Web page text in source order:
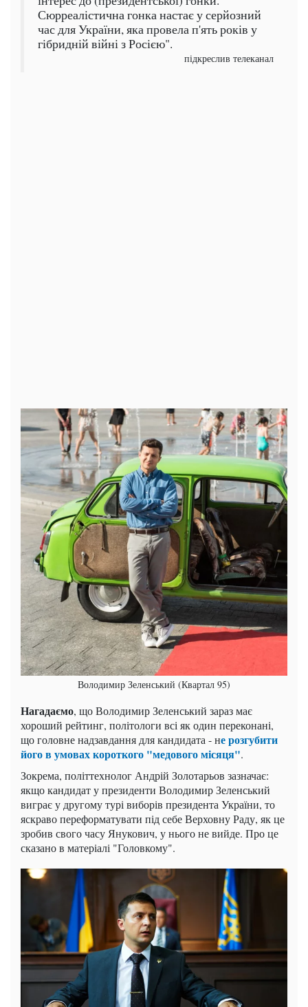
Сюрреалістична гонка настає у серйозний
час для України, яка провела п'ять років у
гібридній війні з Росією".
підкреслив телеканал
Володимир Зеленський (Квартал 95)
Нагадаємо, що Володимир Зеленський зараз має
хороший рейтинг, політологи всі як один переконані,
що головне надзавдання для кандидата - не розгубити
його в умовах короткого "медового місяця".
Зокрема, політтехнолог Андрій Золотарьов зазначає:
якщо кандидат у президенти Володимир Зеленський
виграє у другому турі виборів президента України, то
яскраво переформатувати під себе Верховну Раду, як це
зробив свого часу Янукович, у нього не вийде. Про це
сказано в матеріалі "Головкому".